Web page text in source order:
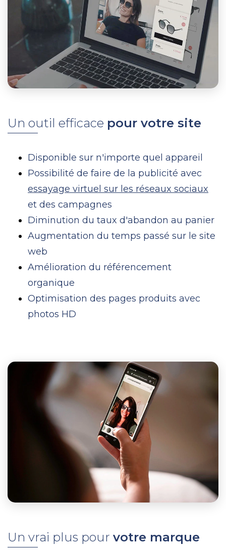
Un outil efficace pour votre site
Disponible sur n'importe quel appareil
Possibilité de faire de la publicité avec
essayage virtuel sur les réseaux sociaux
et des campagnes
Diminution du taux d'abandon au panier
Augmentation du temps passé sur le site
web
Amélioration du référencement
organique
Optimisation des pages produits avec
photos HD
Un vrai plus pour votre marque